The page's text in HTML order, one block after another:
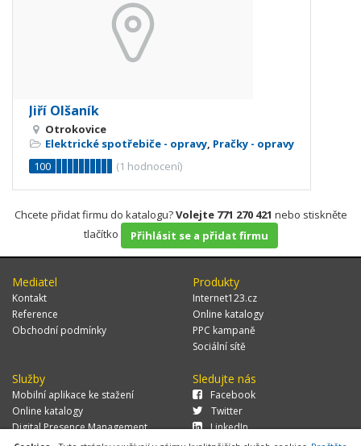
Jiří Olšaník
Otrokovice
Elektrické spotřebiče - opravy, Pračky - opravy
100
(1 hodnocení)
Chcete přidat firmu do katalogu?Volejte 771 270 421 nebo stiskněte
tlačítko
Přihlásit se a přidat firmu
Mediatel
Kontakt
Reference
Obchodní podmínky
Produkty
Internet123.cz
Online katalogy
PPC kampaně
Sociální sítě
Služby
Mobilní aplikace ke stažení
Online katalogy
Digital Presence Management
Více zákazníků
Sledujte nás
Facebook
Twitter
LinkedIn